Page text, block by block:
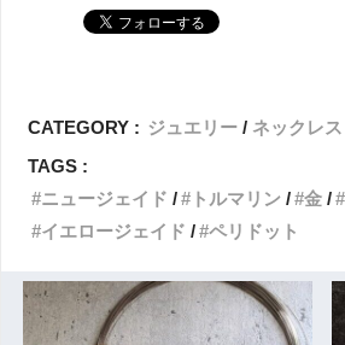
CATEGORY : ジュエリー ネックレス
TAGS :
ニュージェイド
トルマリン 金
イエロージェイド
ペリドット